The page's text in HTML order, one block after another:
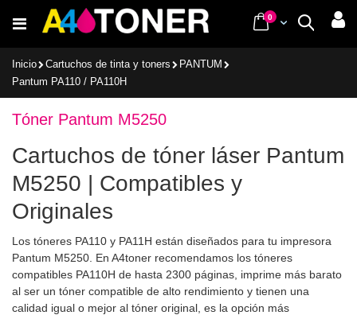
al
Buscar
Cart
0items
Inicio Cartuchos de tinta y toners
PANTUM
Pantum PA110 / PA110H
Tóner Pantum M5250
Cartuchos de tóner láser Pantum
M5250 | Compatibles y
Originales
Los tóneres PA110 y PA11H están diseñados para tu impresora
Pantum M5250. En A4toner recomendamos los tóneres
compatibles PA110H de hasta 2300 páginas, imprime más barato
al ser un tóner compatible de alto rendimiento y tienen una
calidad igual o mejor al tóner original, es la opción más